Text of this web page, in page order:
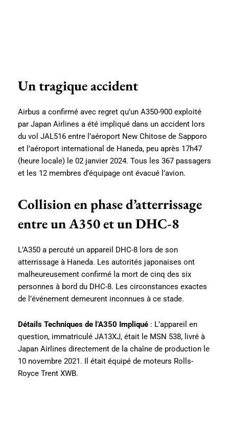
Un tragique accident
Airbus a confirmé avec regret qu’un A350-900 exploité
par Japan Airlines a été impliqué dans un accident lors
du vol JAL516 entre l’aéroport New Chitose de Sapporo
et l’aéroport international de Haneda, peu après 17h47
(heure locale) le 02 janvier 2024. Tous les 367 passagers
et les 12 membres d’équipage ont évacué l’avion.
Collision en phase d’atterrissage
entre un A350 et un DHC-8
L’A350 a percuté un appareil DHC-8 lors de son
atterrissage à Haneda. Les autorités japonaises ont
malheureusement confirmé la mort de cinq des six
personnes à bord du DHC-8. Les circonstances exactes
de l’événement demeurent inconnues à ce stade.
Détails Techniques de l’A350 Impliqué : L’appareil en
question, immatriculé JA13XJ, était le MSN 538, livré à
Japan Airlines directement de la chaîne de production le
10 novembre 2021. Il était équipé de moteurs Rolls-
Royce Trent XWB.